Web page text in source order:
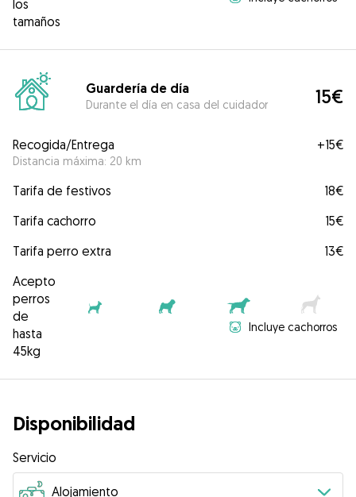
los
tamaños
Guardería de día
Durante el día en casa del cuidador 15€
Recogida/Entrega
Distancia máxima: 20 km
+15€
Tarifa de festivos
18€
Tarifa cachorro
15€
Tarifa perro extra
13€
Acepto
perros
de
hasta
45kg
Incluye cachorros
Disponibilidad
Servicio